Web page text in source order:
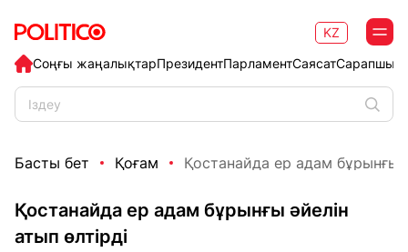
Соңғы жаңалықтарПрезидентПарламентСаясат
KZ
Басты бет Қоғам Қостанайда ер адам бұрынғы
Қостанайда ер адам бұрынғы әйелін
атып өлтірді